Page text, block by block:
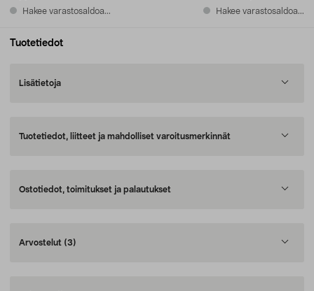
Hakee varastosaldoa... Hakee varastosaldoa...
Tuotetiedot
Lisätietoja
Tuotetiedot, liitteet ja mahdolliset varoitusmerkinnät
Ostotiedot, toimitukset ja palautukset
Arvostelut (3)